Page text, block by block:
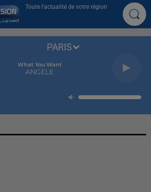
Toute l'actualité de votre région
What You Want
ANGELE
PARIS